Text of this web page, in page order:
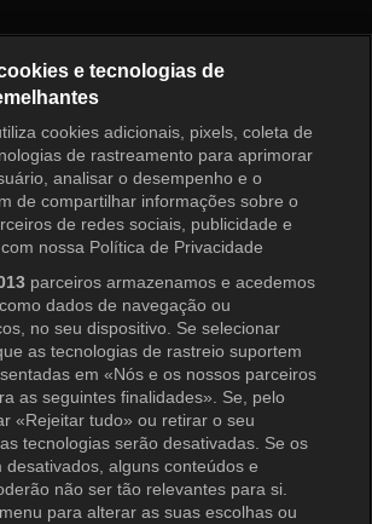
Entrar
e tecnologias de
cookies adicionais, pixels, coleta de
de rastreamento para aprimorar
analisar o desempenho e o
de compartilhar informações sobre o
de redes sociais, publicidade e
nossa Política de Privacidade
parceiros armazenamos e acedemos
dados de navegação ou
no seu dispositivo. Se selecionar
as tecnologias de rastreio suportem
em «Nós e os nossos parceiros
as seguintes finalidades». Se, pelo
«Rejeitar tudo» ou retirar o seu
tecnologias serão desativadas. Se os
desativados, alguns conteúdos e
não ser tão relevantes para si.
para alterar as suas escolhas ou